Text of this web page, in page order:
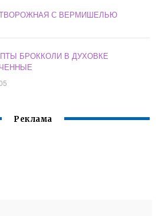
С ВЕРМИШЕЛЬЮ
БРОККОЛИ В ДУХОВКЕ
Реклама